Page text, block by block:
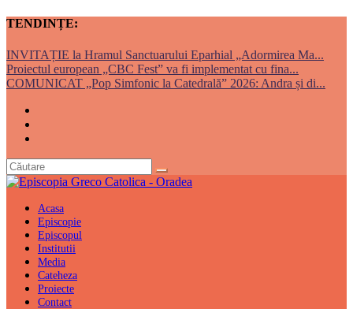
TENDINȚE:
INVITAȚIE la Hramul Sanctuarului Eparhial „Adormirea Ma...
Proiectul european „CBC Fest” va fi implementat cu fina...
COMUNICAT „Pop Simfonic la Catedrală” 2026: Andra și di...
Acasa
Episcopie
Episcopul
Institutii
Media
Cateheza
Proiecte
Contact